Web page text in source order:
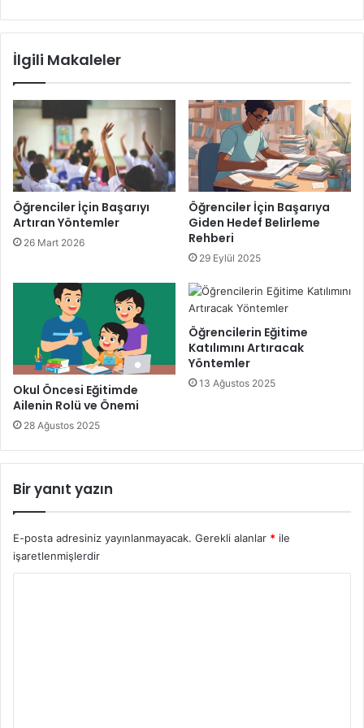
İlgili Makaleler
Öğrenciler İçin Başarıyı
Artıran Yöntemler
26 Mart 2026
Öğrenciler İçin Başarıya
Giden Hedef Belirleme
Rehberi
29 Eylül 2025
Okul Öncesi Eğitimde
Ailenin Rolü ve Önemi
28 Ağustos 2025
Öğrencilerin Eğitime
Katılımını Artıracak
Yöntemler
13 Ağustos 2025
Bir yanıt yazın
E-posta adresiniz yayınlanmayacak. Gerekli alanlar * ile
işaretlenmişlerdir